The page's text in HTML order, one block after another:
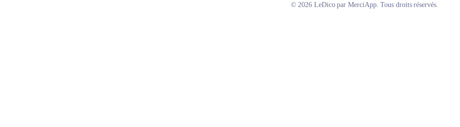
© 2026 LeDico par MerciApp. Tous droits réservés.